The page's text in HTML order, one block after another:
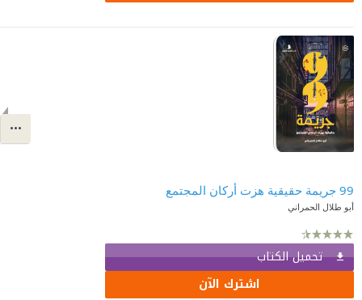
99 جريمة حقيقية هزت أركان المجتمع
أبو طلال الحمراني
تحميل الكتاب
اشترك الآن